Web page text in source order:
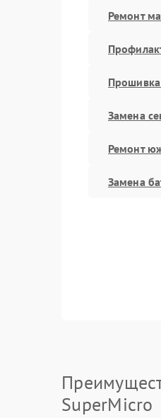
Ремонт
Прошивка
Замена
Ремонт
Замена
SuperMicro